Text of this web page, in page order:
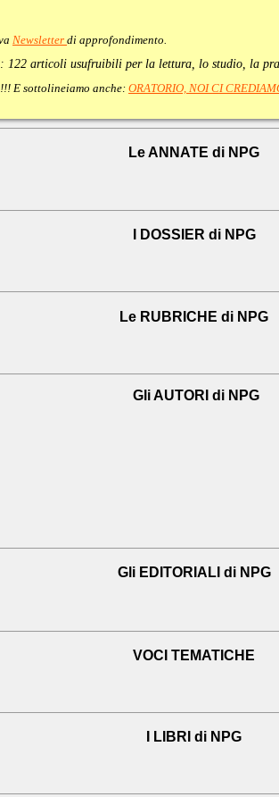
Newsletter di approfondimento
122 articoli usufruibili per la lettura, lo studio, la
E sottolineiamo anche: ORATORIO, NOI CI
Le ANNATE di NPG
I DOSSIER di NPG
Le RUBRICHE di NPG
Gli AUTORI di NPG
Gli EDITORIALI di NPG
VOCI TEMATICHE
I LIBRI di NPG